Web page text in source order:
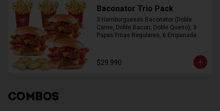
Baconator Trio Pack
3 Hamburguesas Baconator (Doble
Carne, Doble Bacon, Doble Queso), 3
Papas Fritas Regulares, 6 Empanada
$29.990
COMBOS